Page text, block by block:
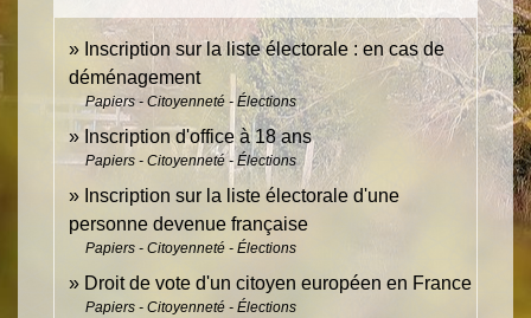
Inscription sur la liste électorale : en cas de
déménagement
Papiers - Citoyenneté - Élections
Inscription d'office à 18 ans
Papiers - Citoyenneté - Élections
Inscription sur la liste électorale d'une
personne devenue française
Papiers - Citoyenneté - Élections
Droit de vote d'un citoyen européen en France
Papiers - Citoyenneté - Élections